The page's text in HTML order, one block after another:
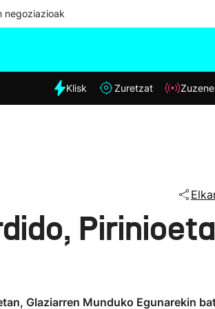
negoziazioak
Eguraldia
Klisk Zuretzat
Glaziarren Munduko Egunarekin